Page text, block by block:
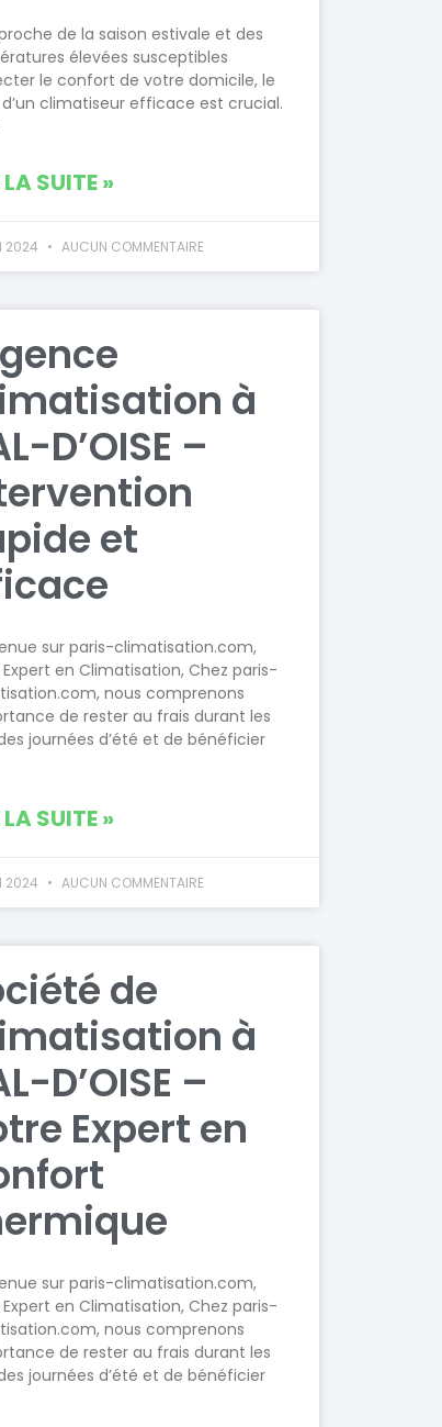
de la saison estivale et des
élevées susceptibles
le confort de votre domicile, le
climatiseur efficace est crucial.
LA SUITE »
2024 AUCUN COMMENTAIRE
à
D’OISE –
et
sur paris-climatisation.com,
en Climatisation, Chez paris-
nous comprenons
de rester au frais durant les
journées d’été et de bénéficier
LA SUITE »
2024 AUCUN COMMENTAIRE
de
à
D’OISE –
Expert en
sur paris-climatisation.com,
en Climatisation, Chez paris-
nous comprenons
de rester au frais durant les
journées d’été et de bénéficier